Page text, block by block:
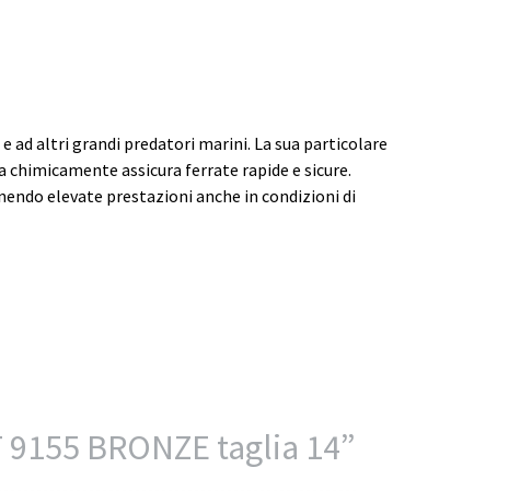
ad altri grandi predatori marini. La sua particolare
assicura ferrate rapide e sicure.
elevate prestazioni anche in condizioni di
BRONZE taglia 14”